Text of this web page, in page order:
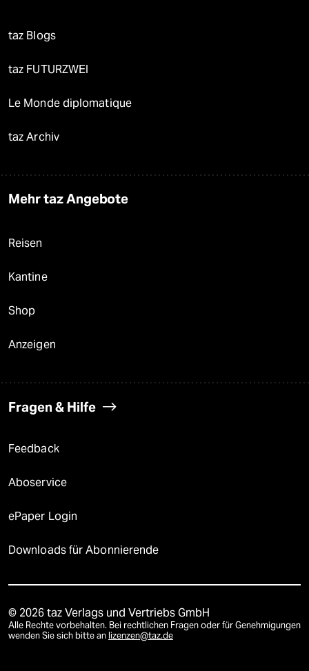
taz Blogs
taz FUTURZWEI
Le Monde diplomatique
taz Archiv
Mehr taz Angebote
Reisen
Kantine
Shop
Anzeigen
Fragen & Hilfe
Feedback
Aboservice
ePaper Login
Downloads für Abonnierende
© 2026 taz Verlags und Vertriebs GmbH
Alle Rechte vorbehalten. Bei rechtlichen Fragen oder für Genehmigungen
wenden Sie sich bitte an lizenzen@taz.de